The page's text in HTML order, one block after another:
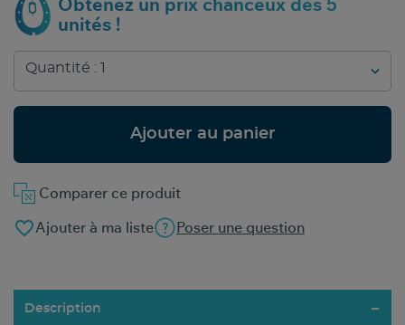
Obtenez un prix chanceux dès 5
unités !
Ajouter au panier
favorite_borderAjouter à ma liste Poser une question
Comparer ce produit
Description